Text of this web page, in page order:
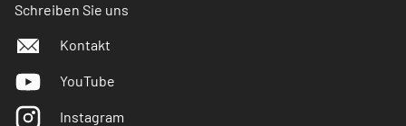
Schreiben Sie uns
Kontakt
YouTube
Instagram